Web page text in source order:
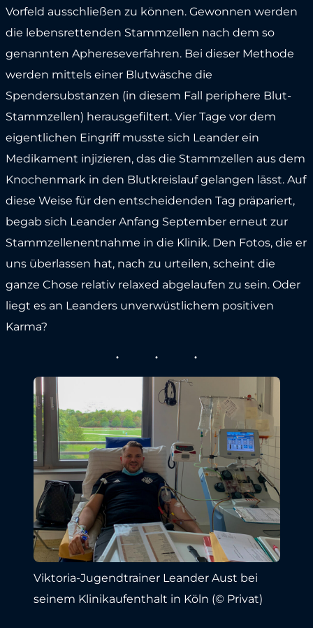
Vorfeld ausschließen zu können. Gewonnen werden
die lebensrettenden Stammzellen nach dem so
genannten Aphereseverfahren. Bei dieser Methode
werden mittels einer Blutwäsche die
Spendersubstanzen (in diesem Fall periphere Blut-
Stammzellen) herausgefiltert. Vier Tage vor dem
eigentlichen Eingriff musste sich Leander ein
Medikament injizieren, das die Stammzellen aus dem
Knochenmark in den Blutkreislauf gelangen lässt. Auf
diese Weise für den entscheidenden Tag präpariert,
begab sich Leander Anfang September erneut zur
Stammzellenentnahme in die Klinik. Den Fotos, die er
uns überlassen hat, nach zu urteilen, scheint die
ganze Chose relativ relaxed abgelaufen zu sein. Oder
liegt es an Leanders unverwüstlichem positiven
Karma?
Viktoria-Jugendtrainer Leander Aust bei
seinem Klinikaufenthalt in Köln (© Privat)